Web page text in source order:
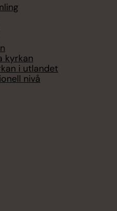
kyrkan
i utlandet
nivå